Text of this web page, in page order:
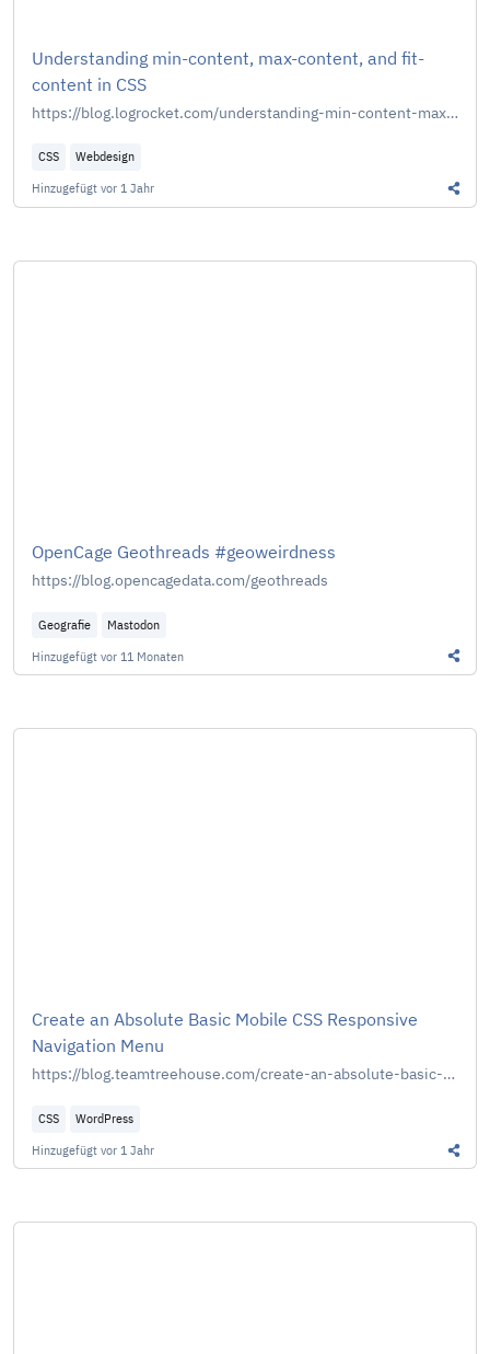
Understanding min-content, max-content, and fit-
content in CSS
https://blog.logrocket.com/understanding-min-content-max-content-fit-content-css/
CSS
Webdesign
Hinzugefügt vor 1 Jahr
OpenCage Geothreads #geoweirdness
https://blog.opencagedata.com/geothreads
Geografie
Mastodon
Hinzugefügt vor 11 Monaten
Create an Absolute Basic Mobile CSS Responsive
Navigation Menu
https://blog.teamtreehouse.com/create-an-absolute-basic-mobile-css-responsive-navigation-menu
CSS
WordPress
Hinzugefügt vor 1 Jahr